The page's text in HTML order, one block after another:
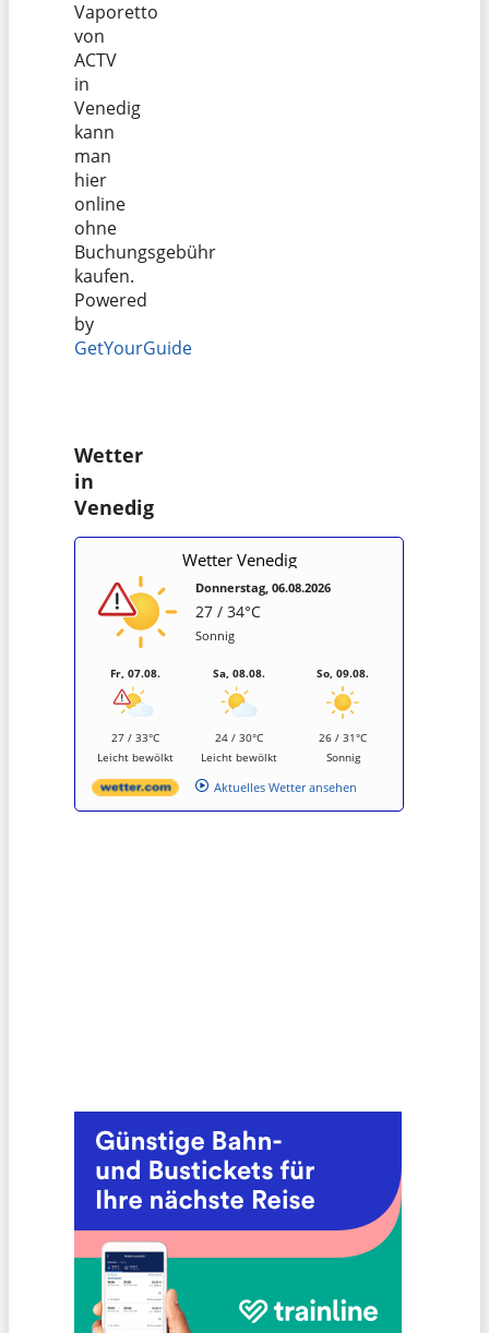
Vaporetto
von
ACTV
in
Venedig
kann
man
hier
online
ohne
Buchungsgebühr
kaufen.
Powered
by
GetYourGuide
Wetter
in
Venedig
Wetter Venedig
Donnerstag, 06.08.2026
27 / 34°C
Sonnig
Fr, 07.08.
27 / 33°C
Leicht bewölkt
Sa, 08.08.
24 / 30°C
Leicht bewölkt
So, 09.08.
26 / 31°C
Sonnig
Aktuelles Wetter ansehen